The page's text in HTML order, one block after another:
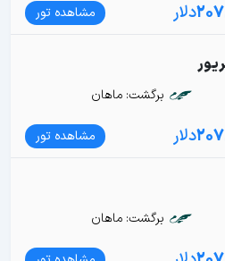
207دلار مشاهده تور
برگشت: ماهان
207دلار مشاهده تور
برگشت: ماهان